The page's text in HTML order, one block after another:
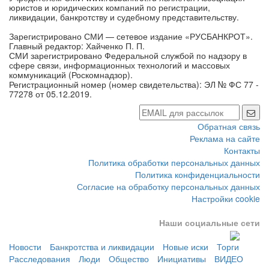
юристов и юридических компаний по регистрации,
ликвидации, банкротству и судебному представительству.
Зарегистрировано СМИ — сетевое издание «РУСБАНКРОТ».
Главный редактор: Хайченко П. П.
СМИ зарегистрировано Федеральной службой по надзору в
сфере связи, информационных технологий и массовых
коммуникаций (Роскомнадзор).
Регистрационный номер (номер свидетельства): ЭЛ № ФС 77 -
77278 от 05.12.2019.
Обратная связь
Реклама на сайте
Контакты
Политика обработки персональных данных
Политика конфиденциальности
Согласие на обработку персональных данных
Настройки cookie
Наши социальные сети
Новости Банкротства и ликвидации Новые иски
Торги
Расследования
Люди Общество Инициативы
ВИДЕО